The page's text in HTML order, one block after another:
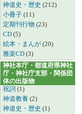
神道史・歴史 (212)
小冊子 (11)
定期刊行物 (23)
CD (5)
絵本・まんが (20)
雅楽CD (3)
神社本庁・都道府県神社
庁・神社庁支部・関係団
体の出版物
祝詞 (1)
神道教養 (2)
神道史・歴史 (1)